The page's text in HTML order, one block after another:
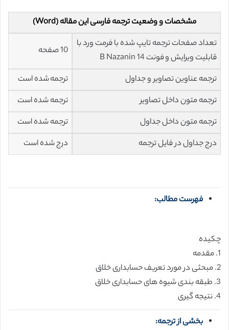
مشخصات و وضعیت ترجمه فارسی این مقاله (Word)
تعداد صفحات ترجمه تایپ شده با فرمت ورد با
قابلیت ویرایش و فونت 14 B Nazanin
10 صفحه
ترجمه عناوین تصاویر و جداول
ترجمه شده است
ترجمه متون داخل تصاویر
ترجمه شده است
ترجمه متون داخل جداول
ترجمه شده است
درج جداول در فایل ترجمه
درج شده است
فهرست مطالب:
چکیده
1. مقدمه
2. مبحثی در مورد تعریف حسابداری خلاق
3. طبقه بندی شیوه های حسابداری خلاق
4. نتیجه گیری
بخشی از ترجمه: